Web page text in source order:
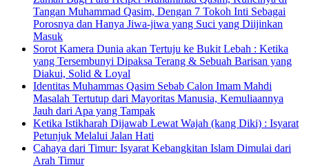
Tangan Muhammad Qasim, Dengan 7 Tokoh Inti Sebagai
Porosnya dan Hanya Jiwa-jiwa yang Suci yang Diijinkan
Masuk
Sorot Kamera Dunia akan Tertuju ke Bukit Lebah : Ketika
yang Tersembunyi Dipaksa Terang & Sebuah Barisan yang
Diakui, Solid & Loyal
Identitas Muhammas Qasim Sebab Calon Imam Mahdi
Masalah Tertutup dari Mayoritas Manusia, Kemuliaannya
Jauh dari Apa yang Tampak
Ketika Istikharah Dijawab Lewat Wajah (kang Diki) : Isyarat
Petunjuk Melalui Jalan Hati
Cahaya dari Timur: Isyarat Kebangkitan Islam Dimulai dari
Arah Timur